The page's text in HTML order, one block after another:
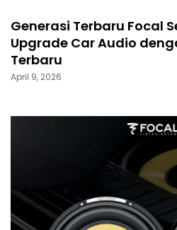
Generasi Terbaru Focal
Upgrade Car Audio
Terbaru
April 9, 2026